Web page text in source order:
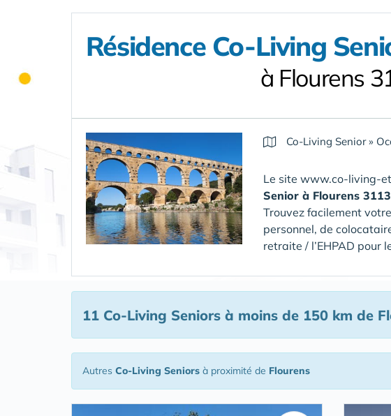
Résidence Co-Living
à Flourens
Co-Living Senior»
Le site www.co-living-
Senior à Flourens
Trouvez facilement
personnel, de
retraite / l’EHPAD pour
11 Co-Living Seniors à moins de 150 km de
Autres Co-Living Seniors à proximité de Flourens